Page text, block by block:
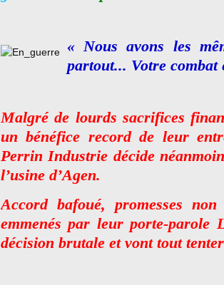
« Nous avons les
partout... Votre combat
Malgré de lourds sacrifices
un bénéfice record de leur
Perrin Industrie décide
l’usine d’Agen.
Accord bafoué, promesses
emmenés par leur porte-parole
décision brutale et vont tout